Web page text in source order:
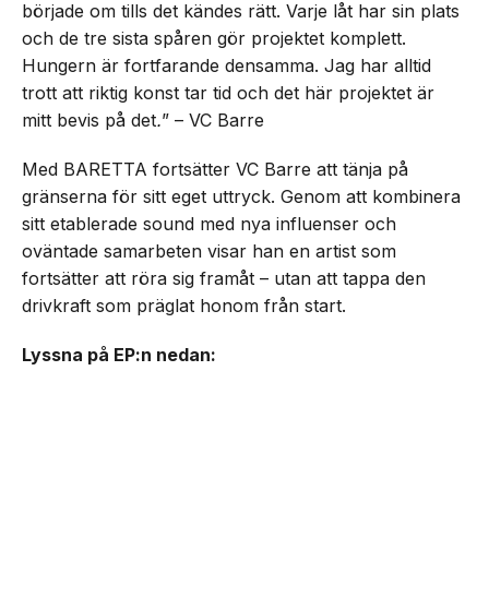
började om tills det kändes rätt. Varje låt har sin plats
och de tre sista spåren gör projektet komplett.
Hungern är fortfarande densamma. Jag har alltid
trott att riktig konst tar tid och det här projektet är
mitt bevis på det.” – VC Barre
Med BARETTA fortsätter VC Barre att tänja på
gränserna för sitt eget uttryck. Genom att kombinera
sitt etablerade sound med nya influenser och
oväntade samarbeten visar han en artist som
fortsätter att röra sig framåt – utan att tappa den
drivkraft som präglat honom från start.
Lyssna på EP:n nedan: